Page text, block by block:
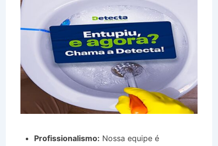
Profissionalismo: Nossa equipe é